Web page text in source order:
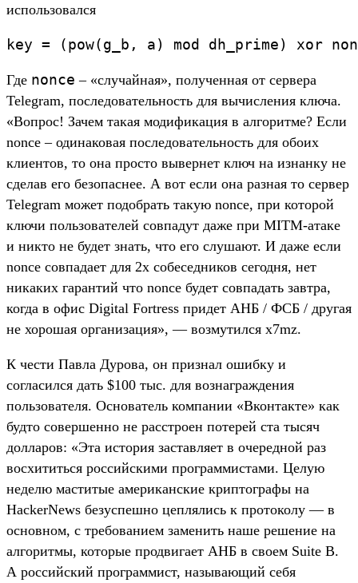
использовался
key = (pow(g_b, a) mod dh_prime) xor
Где nonce – «случайная», полученная от сервера
Telegram, последовательность для вычисления ключа.
«Вопрос! Зачем такая модификация в алгоритме? Если
nonce – одинаковая последовательность для обоих
клиентов, то она просто вывернет ключ на изнанку не
сделав его безопаснее. А вот если она разная то сервер
Telegram может подобрать такую nonce, при которой
ключи пользователей совпадут даже при MITM-атаке
и никто не будет знать, что его слушают. И даже если
nonce совпадает для 2х собеседников сегодня, нет
никаких гарантий что nonce будет совпадать завтра,
когда в офис Digital Fortress придет АНБ / ФСБ / другая
не хорошая организация», — возмутился x7mz.
К чести Павла Дурова, он признал ошибку и
согласился дать $100 тыс. для вознаграждения
пользователя. Основатель компании «Вконтакте» как
будто совершенно не расстроен потерей ста тысяч
долларов: «Эта история заставляет в очередной раз
восхититься российскими программистами. Целую
неделю маститые американские криптографы на
HackerNews безуспешно цеплялись к протоколу — в
основном, с требованием заменить наше решение на
алгоритмы, которые продвигает АНБ в своем Suite B.
А российский программист, называющий себя